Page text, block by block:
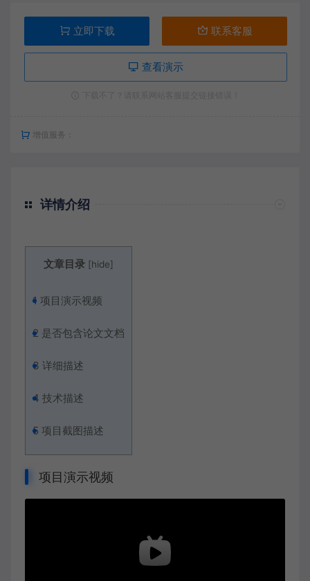
立即下载 联系客服
查看演示
增值服务：
详情介绍
文章目录 [hide]
1 项目演示视频
2 是否包含论文文档
3 详细描述
4 技术描述
5 项目截图描述
项目演示视频